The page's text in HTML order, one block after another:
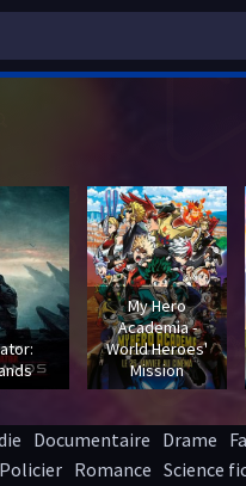
Documentaire Drame
Policier Romance Science
My Hero
Academia -
World Heroes'
Mission